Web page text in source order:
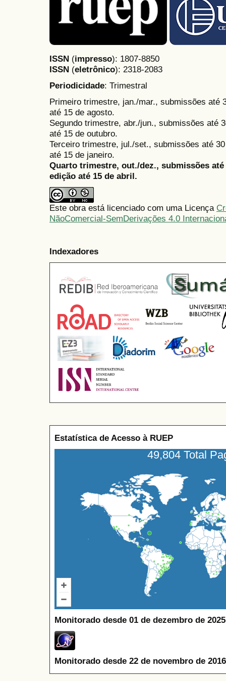
ISSN (impresso): 1807-8850
ISSN (eletrônico): 2318-2083
Periodicidade: Trimestral
Primeiro trimestre, jan./mar., submissões até
até 15 de agosto.
Segundo trimestre, abr./jun., submissões até
até 15 de outubro.
Terceiro trimestre, jul./set., submissões até
até 15 de janeiro.
Quarto trimestre, out./dez., submissões
edição até 15 de abril.
Este obra está licenciado com uma Licença
NãoComercial-SemDerivações 4.0
Indexadores
Estatística de Acesso à RUEP
49,804 Total
Monitorado desde 01 de dezembro de
Monitorado desde 22 de novembro de